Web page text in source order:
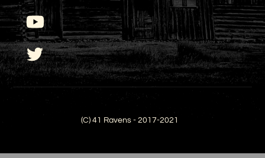
YouTube
Twitter
(C) 41 Ravens - 2017-2021